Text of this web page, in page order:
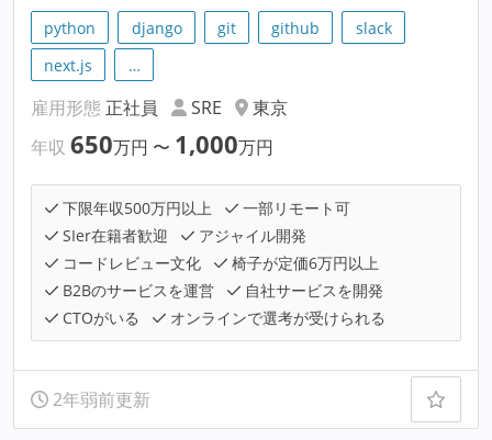
python django git github
slack
next.js
…
雇用形態 正社員 SRE
東京
年収 650万円 〜 1,000万円
下限年収500万円以上
一部リモート可
SIer在籍者歓迎
アジャイル開発
コードレビュー文化
椅子が定価6万円以上
B2Bのサービスを運営
自社サービスを開発
CTOがいる
オンラインで選考が受けられる
2年弱前更新